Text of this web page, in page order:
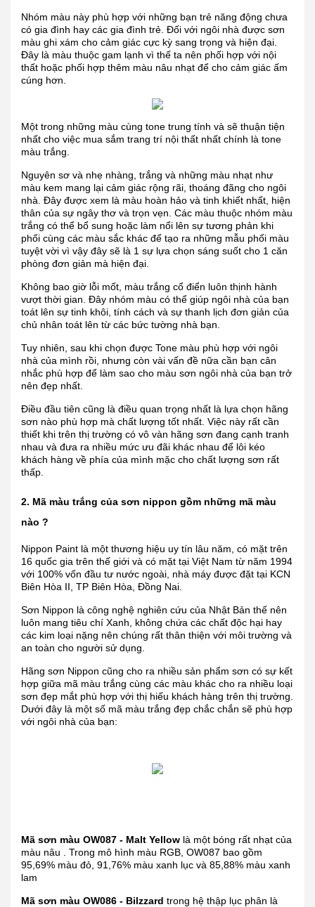
Nhóm màu này phù hợp với những bạn trẻ năng động chưa
có gia đình hay các gia đình trẻ. Đối với ngôi nhà được sơn
màu ghi xám cho cảm giác cực kỳ sang trọng và hiện đại.
Đây là màu thuộc gam lạnh vì thế ta nên phối hợp với nội
thất hoặc phối hợp thêm màu nâu nhạt để cho cảm giác ấm
cúng hơn.
Một trong những màu cùng tone trung tính và sẽ thuận tiện
nhất cho việc mua sắm trang trí nội thất nhất chính là tone
màu trắng.
Nguyên sơ và nhẹ nhàng, trắng và những màu nhạt như
màu kem mang lại cảm giác rộng rãi, thoáng đãng cho ngôi
nhà. Đây được xem là màu hoàn hảo và tinh khiết nhất, hiện
thân của sự ngây thơ và trọn vẹn. Các màu thuộc nhóm màu
trắng có thể bổ sung hoặc làm nổi lên sự tương phản khi
phối cùng các màu sắc khác để tạo ra những mẫu phối màu
tuyệt vời vì vậy đây sẽ là 1 sự lựa chọn sáng suốt cho 1 căn
phòng đơn giản mà hiện đại.
Không bao giờ lỗi mốt, màu trắng cổ điển luôn thịnh hành
vượt thời gian. Đây nhóm màu có thể giúp ngôi nhà của bạn
toát lên sự tinh khôi, tính cách và sự thanh lịch đơn giản của
chủ nhân toát lên từ các bức tường nhà bạn.
Tuy nhiên, sau khi chọn được Tone màu phù hợp với ngôi
nhà của mình rồi, nhưng còn vài vấn đề nữa cần bạn cân
nhắc phù hợp để làm sao cho màu sơn ngôi nhà của bạn trở
nên đẹp nhất.
Điều đầu tiên cũng là điều quan trọng nhất là lựa chọn hãng
sơn nào phù hợp mà chất lượng tốt nhất. Việc này rất cần
thiết khi trên thị trường có vô vàn hãng sơn đang cạnh tranh
nhau và đưa ra nhiều mức ưu đãi khác nhau để lôi kéo
khách hàng về phía của mình mặc cho chất lượng sơn rất
thấp.
2. Mã màu trắng của sơn nippon gồm những mã màu
nào ?
Nippon Paint là một thương hiệu uy tín lâu năm, có mặt trên
16 quốc gia trên thế giới và có mặt tại Việt Nam từ năm 1994
với 100% vốn đầu tư nước ngoài, nhà máy được đặt tại KCN
Biên Hòa II, TP Biên Hòa, Đồng Nai.
Sơn Nippon là công nghệ nghiên cứu của Nhật Bản thế nên
luôn mang tiêu chí Xanh, không chứa các chất độc hại hay
các kim loại nặng nên chúng rất thân thiện với môi trường và
an toàn cho người sử dụng.
Hãng sơn Nippon cũng cho ra nhiều sản phẩm sơn có sự kết
hợp giữa mã màu trắng cùng các màu khác cho ra nhiều loại
sơn đẹp mắt phù hợp với thị hiếu khách hàng trên thị trường.
Dưới đây là một số mã màu trắng đẹp chắc chắn sẽ phù hợp
với ngôi nhà của bạn:
Mã sơn màu OW087 - Malt Yellow là một bóng rất nhạt của
màu nâu . Trong mô hình màu RGB, OW087 bao gồm
95,69% màu đỏ, 91,76% màu xanh lục và 85,88% màu xanh
lam
Mã sơn màu OW086 - Bilzzard trong hệ thập lục phân là